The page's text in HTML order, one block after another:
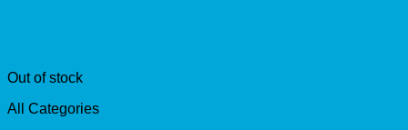
Out of stock
All Categories